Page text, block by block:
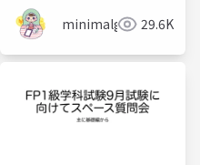
minimalgreen29.6K